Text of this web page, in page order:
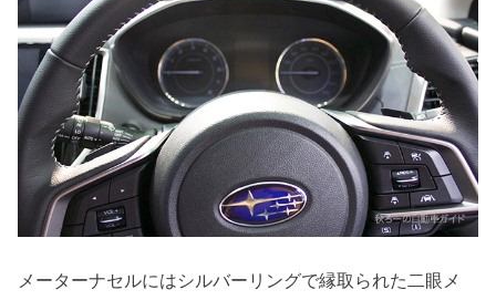
メーターナセルにはシルバーリングで縁取られた二眼メ